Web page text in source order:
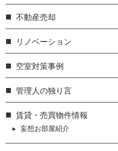
不動産売却
リノベーション
空室対策事例
管理人の独り言
賃貸・売買物件情報
妄想お部屋紹介